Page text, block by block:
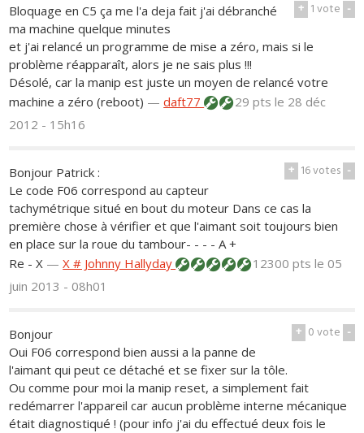
+ 1vote -
Bloquage en C5 ça me l'a deja fait j'ai débranché
ma machine quelque minutes
et j'ai relancé un programme de mise a zéro, mais si le
problème réapparaît, alors je ne sais plus !!!
Désolé, car la manip est juste un moyen de relancé votre
machine a zéro (reboot) —daft77 29 ptsle 28 déc
2012 - 15h16
+ 16votes -
Bonjour Patrick :
Le code F06 correspond au capteur
tachymétrique situé en bout du moteur Dans ce cas la
première chose à vérifier et que l'aimant soit toujours bien
en place sur la roue du tambour- - - - A +
Re - X —X # Johnny Hallyday 12300 ptsle 05
juin 2013 - 08h01
+ 0vote -
Bonjour
Oui F06 correspond bien aussi a la panne de
l'aimant qui peut ce détaché et se fixer sur la tôle.
Ou comme pour moi la manip reset, a simplement fait
redémarrer l'appareil car aucun problème interne mécanique
était diagnostiqué ! (pour info j'ai du effectué deux fois le